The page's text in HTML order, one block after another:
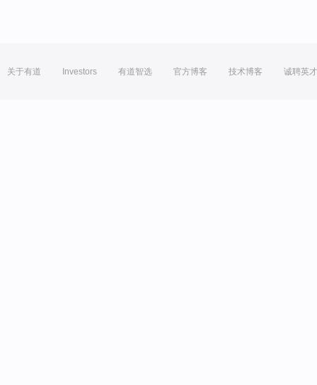
关于有道 Investors 有道智选 官方博客 技术博客 诚聘英才